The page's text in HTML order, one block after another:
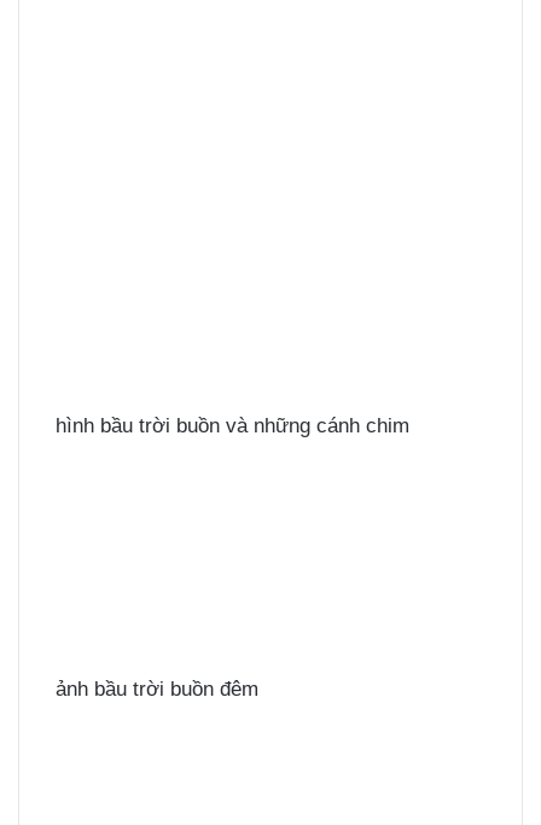
hình bầu trời buồn và những cánh chim
ảnh bầu trời buồn đêm